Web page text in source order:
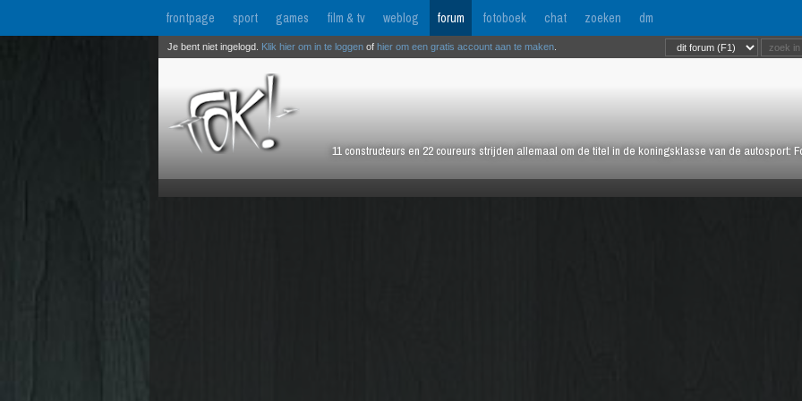
frontpage sport games film & tv weblog forum fotoboek chat zoeken dm
11 constructeurs en 22 coureurs strijden allemaal om de titel in de koningsklasse van de
Je bent niet ingelogd. Klik hier om in te loggen of hier om een gratis account aan te maken